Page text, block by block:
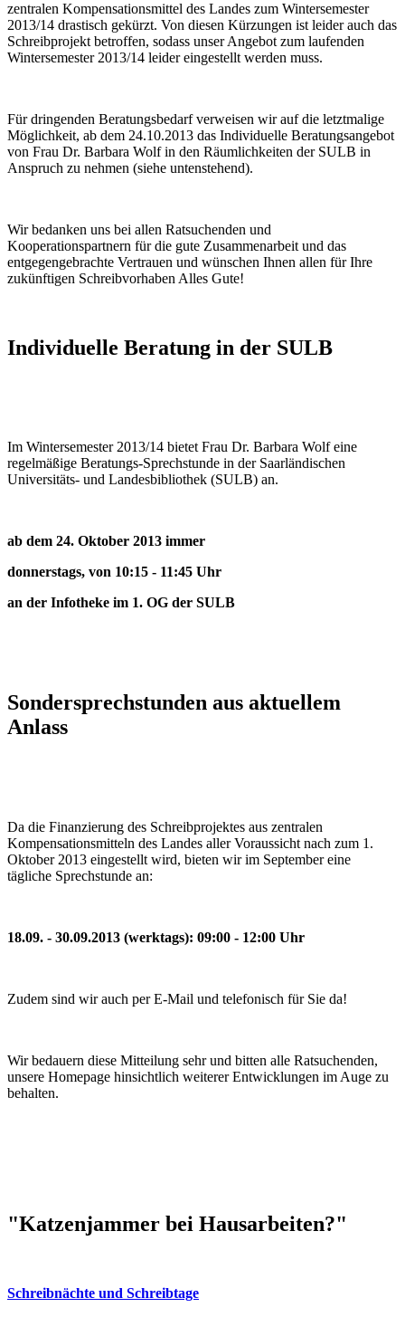
zentralen Kompensationsmittel des Landes zum Wintersemester
2013/14 drastisch gekürzt. Von diesen Kürzungen ist leider auch das
Schreibprojekt betroffen, sodass unser Angebot zum laufenden
Wintersemester 2013/14 leider eingestellt werden muss.
Für dringenden Beratungsbedarf verweisen wir auf die letztmalige
Möglichkeit, ab dem 24.10.2013 das Individuelle Beratungsangebot
von Frau Dr. Barbara Wolf in den Räumlichkeiten der SULB in
Anspruch zu nehmen (siehe untenstehend).
Wir bedanken uns bei allen Ratsuchenden und
Kooperationspartnern für die gute Zusammenarbeit und das
entgegengebrachte Vertrauen und wünschen Ihnen allen für Ihre
zukünftigen Schreibvorhaben Alles Gute!
Individuelle Beratung in der SULB
Im Wintersemester 2013/14 bietet Frau Dr. Barbara Wolf eine
regelmäßige Beratungs-Sprechstunde in der Saarländischen
Universitäts- und Landesbibliothek (SULB) an.
ab dem 24. Oktober 2013 immer
donnerstags, von 10:15 - 11:45 Uhr
an der Infotheke im 1. OG der SULB
Sondersprechstunden aus aktuellem
Anlass
Da die Finanzierung des Schreibprojektes aus zentralen
Kompensationsmitteln des Landes aller Voraussicht nach zum 1.
Oktober 2013 eingestellt wird, bieten wir im September eine
tägliche Sprechstunde an:
18.09. - 30.09.2013 (werktags): 09:00 - 12:00 Uhr
Zudem sind wir auch per E-Mail und telefonisch für Sie da!
Wir bedauern diese Mitteilung sehr und bitten alle Ratsuchenden,
unsere Homepage hinsichtlich weiterer Entwicklungen im Auge zu
behalten.
"Katzenjammer bei Hausarbeiten?"
Schreibnächte und Schreibtage